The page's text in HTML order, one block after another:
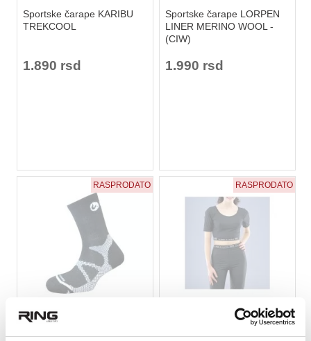
Sportske čarape KARIBU
TREKCOOL
1.890 rsd
Sportske čarape LORPEN
LINER MERINO WOOL -
(CIW)
1.990 rsd
RASPRODATO
Sportske čarape KARIBU
RASPRODATO
★ ★
Zenska majica za trening